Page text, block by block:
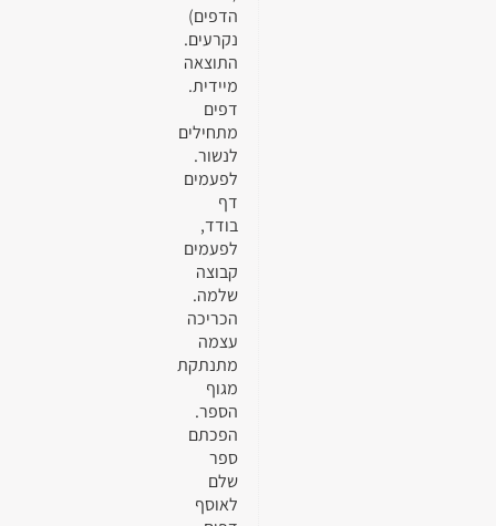
הדפים)
נקרעים.
התוצאה
מיידית.
דפים
מתחילים
לנשור.
לפעמים
דף
בודד,
לפעמים
קבוצה
שלמה.
הכריכה
עצמה
מתנתקת
מגוף
הספר.
הפכתם
ספר
שלם
לאוסף